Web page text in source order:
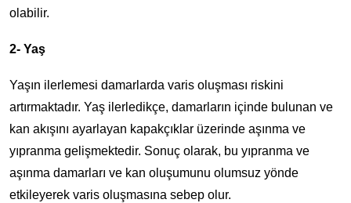
olabilir.
2- Yaş
Yaşın ilerlemesi damarlarda varis oluşması riskini
artırmaktadır. Yaş ilerledikçe, damarların içinde bulunan ve
kan akışını ayarlayan kapakçıklar üzerinde aşınma ve
yıpranma gelişmektedir. Sonuç olarak, bu yıpranma ve
aşınma damarları ve kan oluşumunu olumsuz yönde
etkileyerek varis oluşmasına sebep olur.